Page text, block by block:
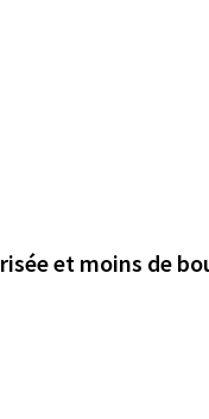
et moins de